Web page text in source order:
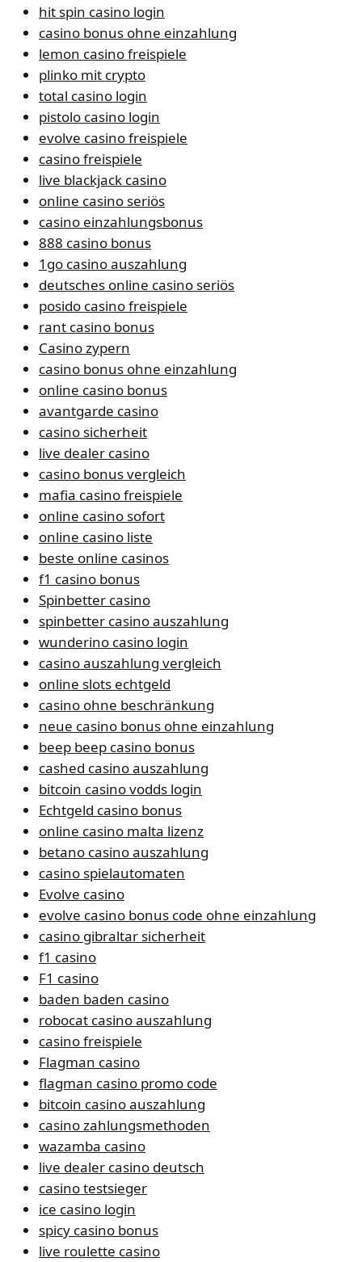
hit spin casino login
casino bonus ohne einzahlung
lemon casino freispiele
plinko mit crypto
total casino login
pistolo casino login
evolve casino freispiele
casino freispiele
live blackjack casino
online casino seriös
casino einzahlungsbonus
888 casino bonus
1go casino auszahlung
deutsches online casino seriös
posido casino freispiele
rant casino bonus
Casino zypern
casino bonus ohne einzahlung
online casino bonus
avantgarde casino
casino sicherheit
live dealer casino
casino bonus vergleich
mafia casino freispiele
online casino sofort
online casino liste
beste online casinos
f1 casino bonus
Spinbetter casino
spinbetter casino auszahlung
wunderino casino login
casino auszahlung vergleich
online slots echtgeld
casino ohne beschränkung
neue casino bonus ohne einzahlung
beep beep casino bonus
cashed casino auszahlung
bitcoin casino vodds login
Echtgeld casino bonus
online casino malta lizenz
betano casino auszahlung
casino spielautomaten
Evolve casino
evolve casino bonus code ohne einzahlung
casino gibraltar sicherheit
f1 casino
F1 casino
baden baden casino
robocat casino auszahlung
casino freispiele
Flagman casino
flagman casino promo code
bitcoin casino auszahlung
casino zahlungsmethoden
wazamba casino
live dealer casino deutsch
casino testsieger
ice casino login
spicy casino bonus
live roulette casino